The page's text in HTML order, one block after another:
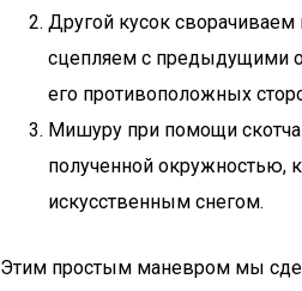
Другой кусок
сцепляем с предыдущими
его противоположных
Мишуру при помощи
полученной окружностью,
искусственным снегом.
Этим простым маневром мы